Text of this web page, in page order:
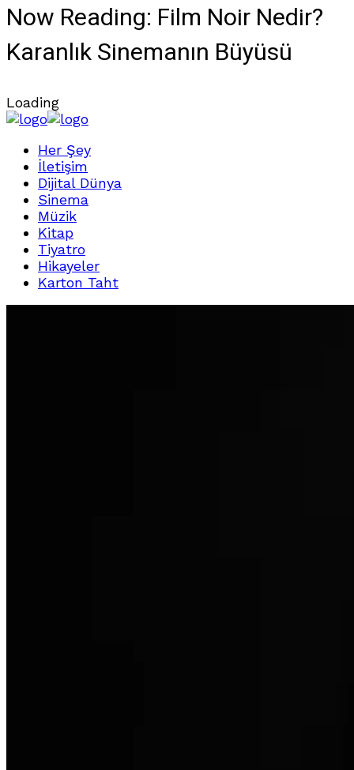
Now Reading: Film Noir Nedir?
Karanlık Sinemanın Büyüsü
Loading
Her Şey
İletişim
Dijital Dünya
Sinema
Müzik
Kitap
Tiyatro
Hikayeler
Karton Taht